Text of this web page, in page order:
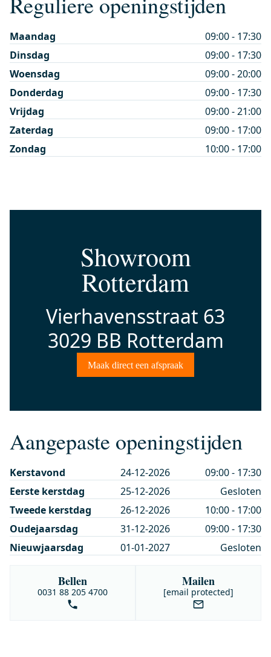
Maandag
09:00 - 17:30
Dinsdag
09:00 - 17:30
Woensdag
09:00 - 20:00
Donderdag
09:00 - 17:30
Vrijdag
09:00 - 21:00
Zaterdag
09:00 - 17:00
Zondag
10:00 - 17:00
Showroom
Rotterdam
Vierhavensstraat 63
3029 BB Rotterdam
Maak direct een afspraak
Aangepaste openingstijden
Kerstavond 24-12-2026
09:00 - 17:30
Eerste kerstdag
25-12-2026
Gesloten
Tweede kerstdag
26-12-2026
10:00 - 17:00
Oudejaarsdag
31-12-2026
09:00 - 17:30
Nieuwjaarsdag
01-01-2027 Gesloten
Bellen
0031 88 205 4700
Mailen
[email protected]